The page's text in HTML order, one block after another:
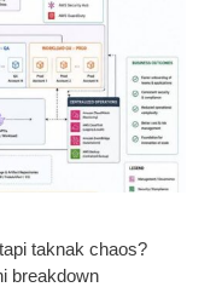
taknak chaos?
breakdown